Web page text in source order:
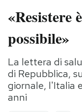
Italia
Politica
Tecnologia
Internet
Scienza
«Resistere
possibile»
La lettera di
di Repubblica,
giornale, l'Italia
anni